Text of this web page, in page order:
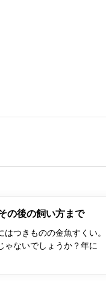
の後の飼い方まで
つきものの金魚すくい。
ゃないでしょうか？年に